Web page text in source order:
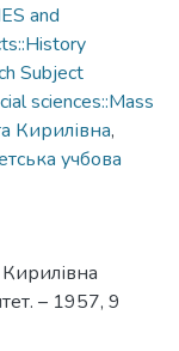
and
Subject
sciences::Mass
Кирилівна,
учбова
– 1957, 9